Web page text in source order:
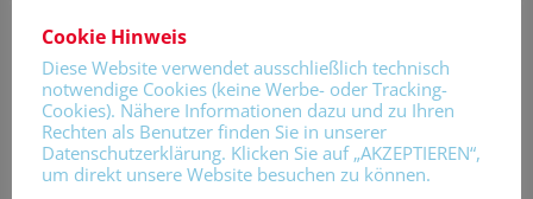
Cookie Hinweis
Diese Website verwendet ausschließlich technisch
notwendige Cookies (keine Werbe- oder Tracking-
Cookies). Nähere Informationen dazu und zu Ihren
Rechten als Benutzer finden Sie in unserer
Datenschutzerklärung. Klicken Sie auf „AKZEPTIEREN“,
um direkt unsere Website besuchen zu können.